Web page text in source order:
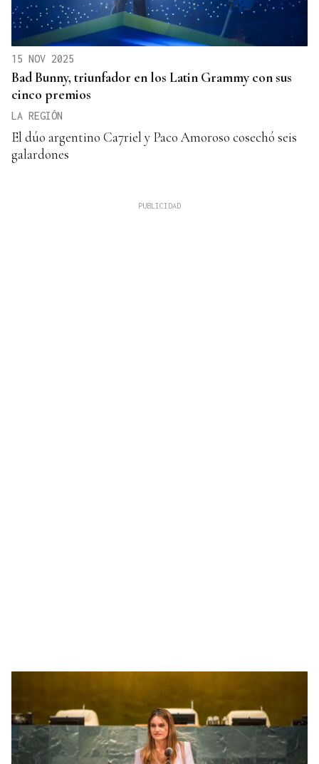
15 NOV 2025
Bad Bunny, triunfador en los Latin Grammy con sus
cinco premios
LA REGIÓN
El dúo argentino Ca7riel y Paco Amoroso cosechó seis
galardones